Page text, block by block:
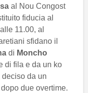
al Nou Congost
fiducia al
11.00, al
sfidano il
di Moncho
di fila e da un ko
da un
due overtime.